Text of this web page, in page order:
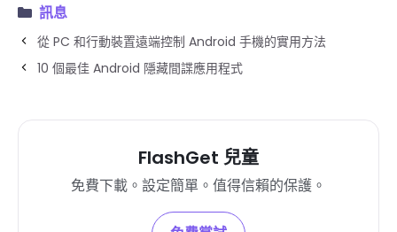
訊息
從 PC 和行動裝置遠端控制 Android 手機的實用方法
10 個最佳 Android 隱藏間諜應用程式
FlashGet 兒童
免費下載。設定簡單。值得信賴的保護。